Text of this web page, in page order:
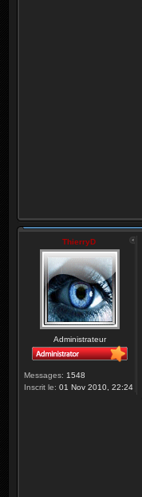
ThierryD
Administrateur
Messages: 1548
Inscrit le: 01 Nov 2010, 22:24